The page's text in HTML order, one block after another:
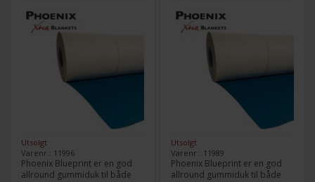
Utsolgt
Varenr.: 11996
Phoenix Blueprint er en god
allround gummiduk til både
Utsolgt
Varenr.: 11989
Phoenix Blueprint er en god
allround gummiduk til både